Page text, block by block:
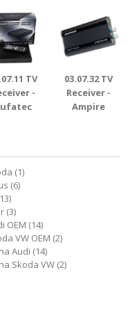
TV
-
03.07.32 TV
Receiver -
Ampire
(1)
(6)
(3)
OEM (14)
VW OEM (2)
Audi (14)
Skoda VW (2)